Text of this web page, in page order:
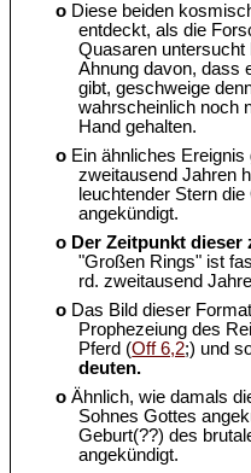
o Diese beiden
entdeckt, als die
Quasaren untersucht
Ahnung davon, dass
gibt, geschweige
wahrscheinlich noch
Hand gehalten.
o Ein ähnliches Ereignis
zweitausend Jahren
leuchtender Stern
angekündigt.
o Der Zeitpunkt
"Großen Rings" ist
rd. zweitausend
o Das Bild dieser
Prophezeiung des
Pferd (Off 6,2;) und
deuten.
o Ähnlich, wie damals
Sohnes Gottes
Geburt(??) des
angekündigt.